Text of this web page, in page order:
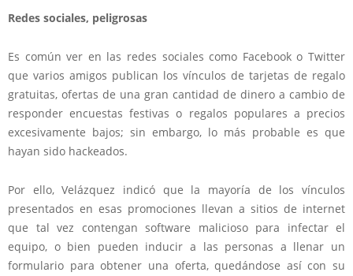
Redes sociales, peligrosas
Es común ver en las redes sociales como Facebook o Twitter
que varios amigos publican los vínculos de tarjetas de regalo
gratuitas, ofertas de una gran cantidad de dinero a cambio de
responder encuestas festivas o regalos populares a precios
excesivamente bajos; sin embargo, lo más probable es que
hayan sido hackeados.
Por ello, Velázquez indicó que la mayoría de los vínculos
presentados en esas promociones llevan a sitios de internet
que tal vez contengan software malicioso para infectar el
equipo, o bien pueden inducir a las personas a llenar un
formulario para obtener una oferta, quedándose así con su